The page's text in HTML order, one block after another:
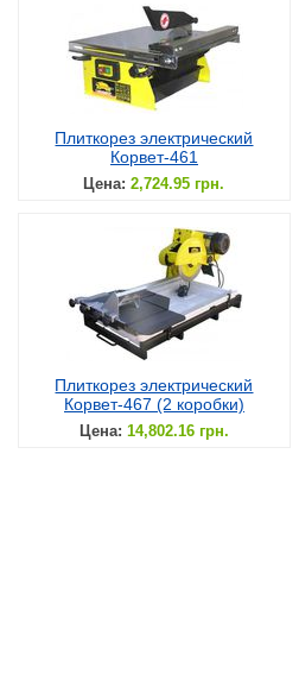
Плиткорез электрический
Корвет-461
Цена: 2,724.95 грн.
Плиткорез электрический
Корвет-467 (2 коробки)
Цена: 14,802.16 грн.